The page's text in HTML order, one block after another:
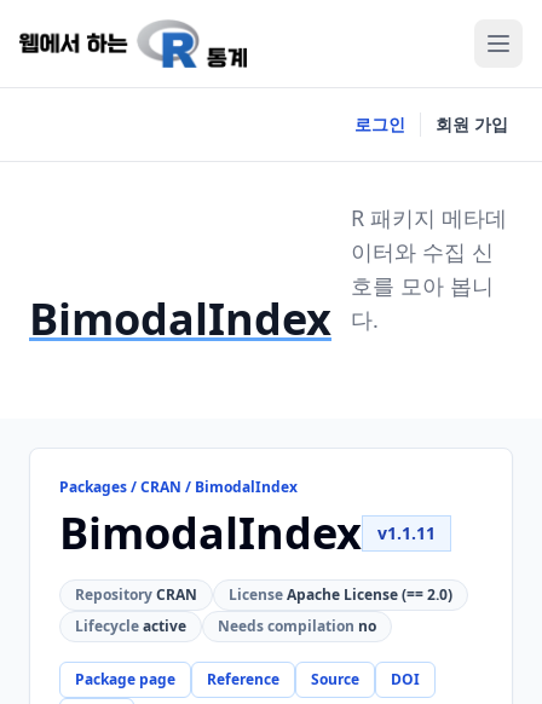
로그인 회원 가입
BimodalIndex
R 패키지 메타데
이터와 수집 신
호를 모아 봅니
다.
Packages / CRAN / BimodalIndex
BimodalIndex v1.1.11
RepositoryCRAN LicenseApache License (== 2.0)
Lifecycleactive Needs compilation no
Package page Reference Source
DOI